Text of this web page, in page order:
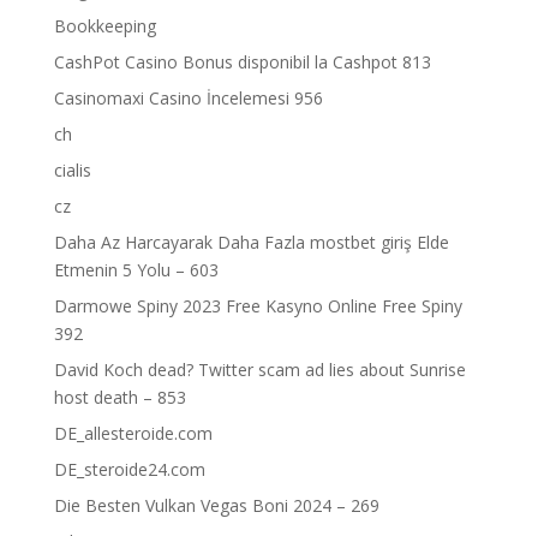
Bookkeeping
CashPot Casino Bonus disponibil la Cashpot 813
Casinomaxi Casino İncelemesi 956
ch
cialis
cz
Daha Az Harcayarak Daha Fazla mostbet giriş Elde
Etmenin 5 Yolu – 603
Darmowe Spiny 2023 Free Kasyno Online Free Spiny
392
David Koch dead? Twitter scam ad lies about Sunrise
host death – 853
DE_allesteroide.com
DE_steroide24.com
Die Besten Vulkan Vegas Boni 2024 – 269